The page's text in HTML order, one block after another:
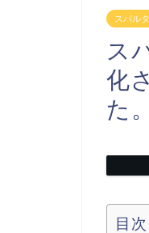
スパル
ス
化
た。
目次